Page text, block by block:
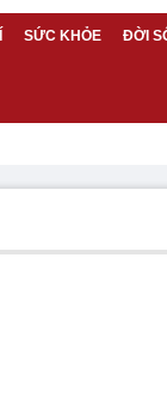
SỨC KHỎE ĐỜI